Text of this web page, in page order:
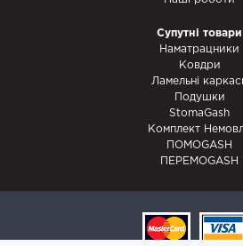
Супутні товари
Наматрацники
Ковдри
Ламельні
Подушки
StomaGash
Комплект
ПОМОGASH
ПЕРЕМОGASH